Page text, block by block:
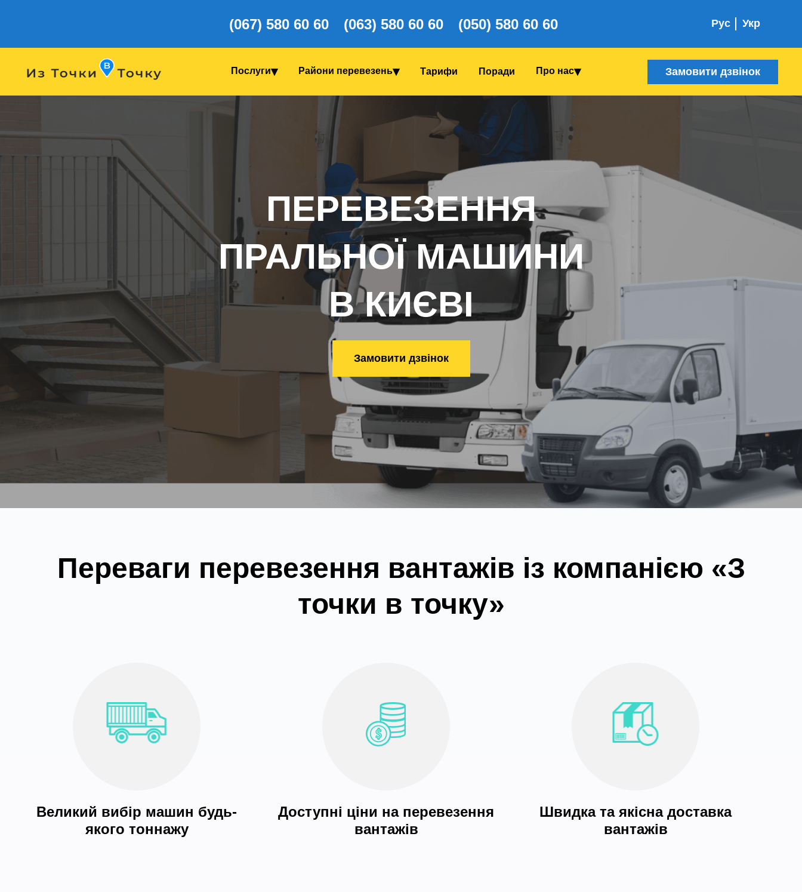
(067) 580 60 60 (063) 580 60 60 (050) 580 60 60 Рус Укр
Послуги Райони перевезень Тарифи Поради Про нас Замовити дзвінок
ПЕРЕВЕЗЕННЯ
ПРАЛЬНОЇ МАШИНИ
В КИЄВІ
Замовити дзвінок
Переваги перевезення вантажів із компанією «З
точки в точку»
Великий вибір машин будь-
якого тоннажу
Доступні ціни на перевезення
вантажів
Швидка та якісна доставка
вантажів